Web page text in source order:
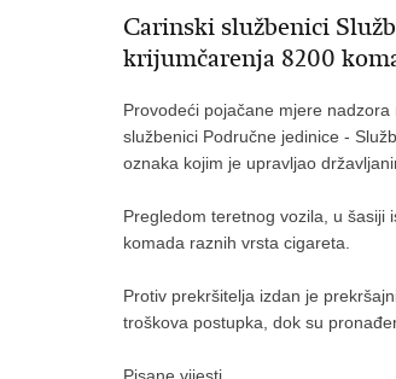
Carinski službenici
krijumčarenja 8200
Provodeći pojačane mjere
službenici Područne jedinice -
oznaka kojim je upravljao
Pregledom teretnog vozila, u šasiji
komada raznih vrsta cigareta.
Protiv prekršitelja izdan je
troškova postupka, dok su